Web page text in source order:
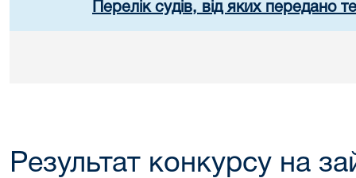
Перелік судів, від яких передано
Результат конкурсу на